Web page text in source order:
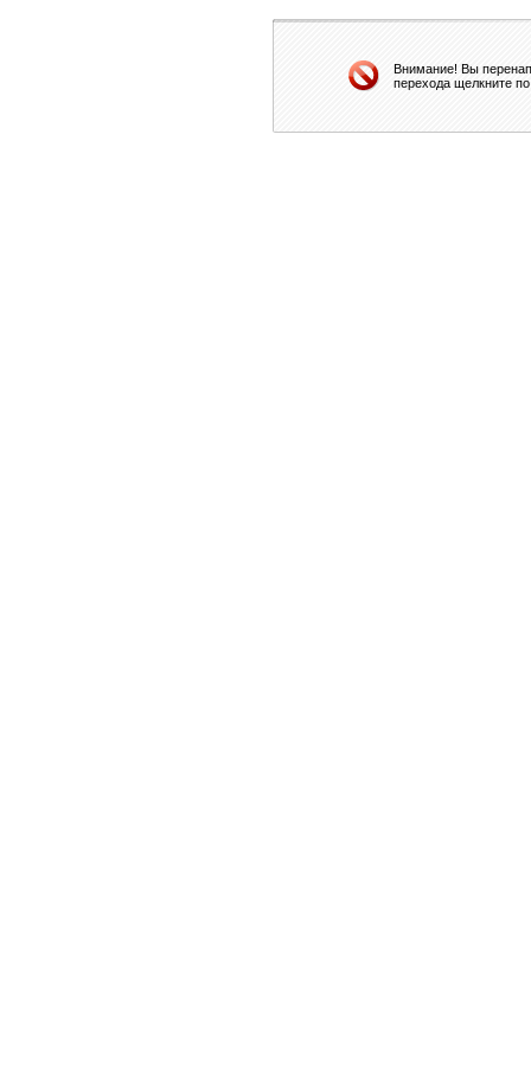
Внимание! Вы
перехода щелкните